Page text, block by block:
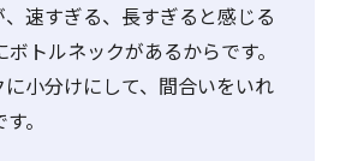
、速すぎる、長すぎると感じる
トルネックがあるからです。
に小分けにして、間合いをいれ
。